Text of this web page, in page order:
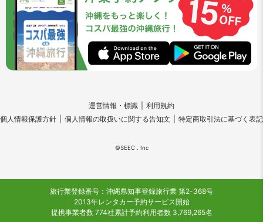
運営情報・標識
利用規約
個人情報保護方針
個人情報の取扱いに関する告知文 特定商取引法に基づく表記
©SEEC . Inc
旅行業登録番号：沖縄県知事登録旅行業 第2-368号
2013年レンタカー予約サービス開始
提携事業者数 774社累計予約利用者数 3,769,265名